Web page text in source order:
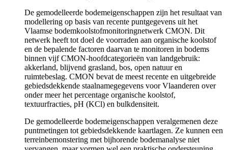
De gemodelleerde bodemeigenschappen zijn het resultaat van
modellering op basis van recente puntgegevens uit het
Vlaamse bodemkoolstofmonitoringnetwerk CMON. Dit
netwerk heeft tot doel de voorraden aan organische koolstof
en de bepalende factoren daarvan te monitoren in bodems
binnen vijf CMON‑hoofdcategorieën van landgebruik:
akkerland, blijvend grasland, bos, open natuur en
ruimtebeslag. CMON bevat de meest recente en uitgebreide
gebiedsdekkende staalnamegegevens voor Vlaanderen over
onder meer het percentage organische koolstof,
textuurfracties, pH (KCl) en bulkdensiteit.
De gemodelleerde bodemeigenschappen veralgemenen deze
puntmetingen tot gebiedsdekkende kaartlagen. Ze kunnen een
terreinbemonstering met bijhorende bodemanalyse niet